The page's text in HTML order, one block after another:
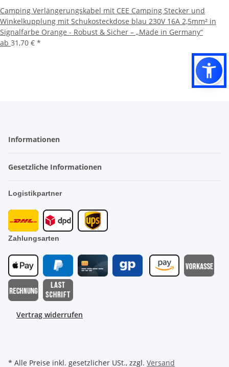
Camping Verlängerungskabel mit CEE Camping Stecker und
Winkelkupplung mit Schukosteckdose blau 230V 16A 2,5mm² in
Signalfarbe Orange - Robust & Sicher – „Made in Germany“
ab 31,70 € *
Informationen
Gesetzliche Informationen
Logistikpartner
Zahlungsarten
Vertrag widerrufen
* Alle Preise inkl. gesetzlicher USt., zzgl. Versand